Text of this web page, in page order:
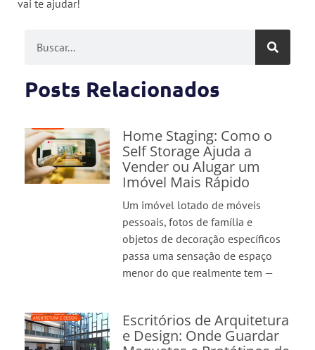
vai te ajudar!
Posts Relacionados
Home Staging: Como o
Self Storage Ajuda a
Vender ou Alugar um
Imóvel Mais Rápido
Um imóvel lotado de móveis
pessoais, fotos de família e
objetos de decoração específicos
passa uma sensação de espaço
menor do que realmente tem —
Escritórios de Arquitetura
e Design: Onde Guardar